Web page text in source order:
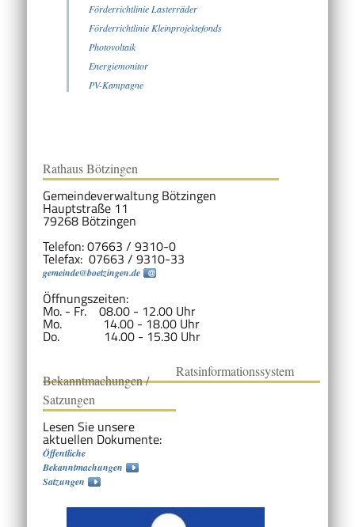
Förderrichtlinie Lasterräder
Förderrichtlinie Kleinprojektefonds
Photovoltaik
Energiemonitor
PV-Kampagne
Rathaus Bötzingen
Gemeindeverwaltung Bötzingen
Hauptstraße 11
79268 Bötzingen
Telefon: 07663 / 9310-0
Telefax: 07663 / 9310-33
gemeinde@boetzingen.de
Öffnungszeiten:
Mo. - Fr. 08.00 - 12.00 Uhr
Mo. 14.00 - 18.00 Uhr
Do. 14.00 - 15.30 Uhr
Bekanntmachungen /
Satzungen
Lesen Sie unsere
aktuellen Dokumente:
Öffentliche
Bekanntmachungen
Satzungen
Ratsinformationssystem